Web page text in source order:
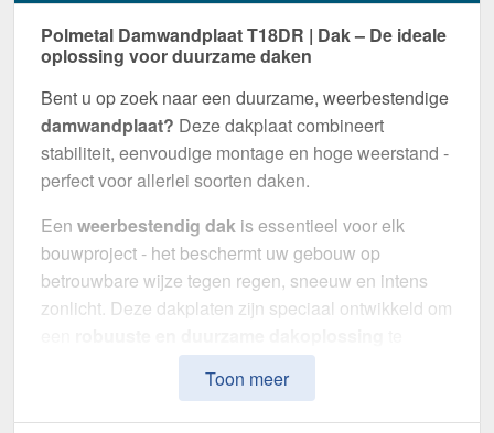
Polmetal Damwandplaat T18DR | Dak – De ideale
oplossing voor duurzame daken
Bent u op zoek naar een duurzame, weerbestendige
damwandplaat? Deze dakplaat combineert
stabiliteit, eenvoudige montage en hoge weerstand -
perfect voor allerlei soorten daken.
Een weerbestendig dak is essentieel voor elk
bouwproject - het beschermt uw gebouw op
betrouwbare wijze tegen regen, sneeuw en intens
zonlicht. Deze dakplaten zijn speciaal ontwikkeld om
bieden. Het maakt indruk met eenvoudige montage,
hoge duurzaamheid en een bestendige coating.
Toon meer